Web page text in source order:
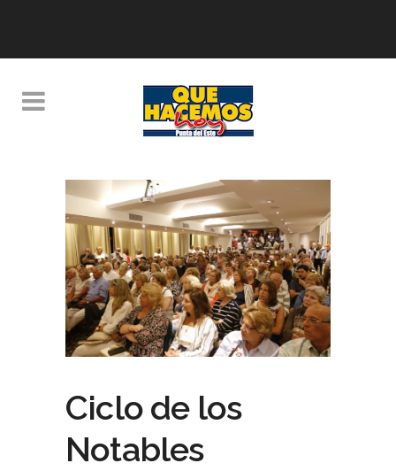
Ciclo de los
Notables